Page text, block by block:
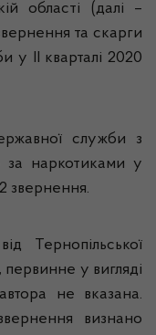
області (далі –
та скарги
у ІІ кварталі 2020
служби з
за наркотиками у
звернення.
Тернопільської
первинне у вигляді
не вказана.
визнано